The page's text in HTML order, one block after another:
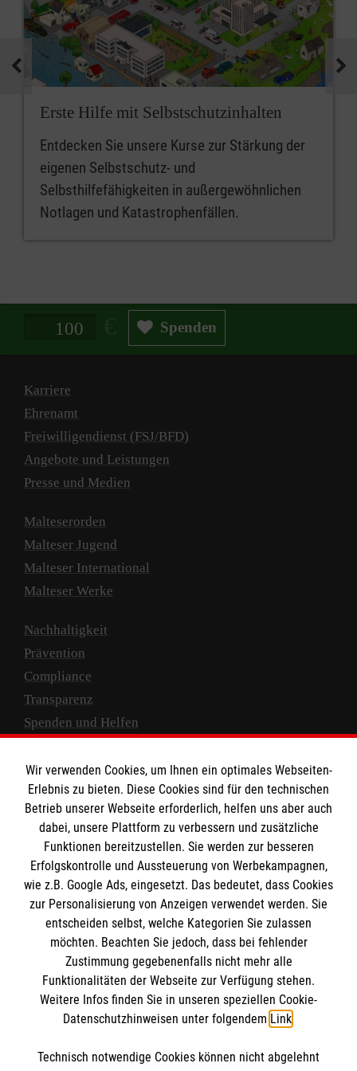
Erste Hilfe mit Selbstschutzinhalten
Entdecken Sie unsere Kurse zur Stärkung der
eigenen Selbstschutz- und
Selbsthilfefähigkeiten in außergewöhnlichen
Notlagen und Katastrophenfällen.
Spendenbetrag in Euro Spenden
Karriere
Ehrenamt
Freiwilligendienst (FSJ/BFD)
Angebote und Leistungen
Presse und Medien
Malteserorden
Malteser Jugend
Malteser International
Malteser Werke
Nachhaltigkeit
Prävention
Compliance
Transparenz
Spenden und Helfen
Empfänger: Malteser Hilfsdienst e.V.
IBAN: DE10 3706 0120 1201 2000 12
BIC: GENODED 1PA7
Newsletter abonnieren
Cookies verwalten|AGB|Impressum|Datenschutz
Wir verwenden Cookies, um Ihnen ein optimales Webseiten-
Erlebnis zu bieten. Diese Cookies sind für den technischen
Betrieb unserer Webseite erforderlich, helfen uns aber auch
dabei, unsere Plattform zu verbessern und zusätzliche
Funktionen bereitzustellen. Sie werden zur besseren
Erfolgskontrolle und Aussteuerung von Werbekampagnen,
wie z.B. Google Ads, eingesetzt. Das bedeutet, dass Cookies
zur Personalisierung von Anzeigen verwendet werden. Sie
entscheiden selbst, welche Kategorien Sie zulassen
möchten. Beachten Sie jedoch, dass bei fehlender
Zustimmung gegebenenfalls nicht mehr alle
Funktionalitäten der Webseite zur Verfügung stehen.
Weitere Infos finden Sie in unseren speziellen Cookie-
Datenschutzhinweisen unter folgendem Link.
Technisch notwendige Cookies können nicht abgelehnt